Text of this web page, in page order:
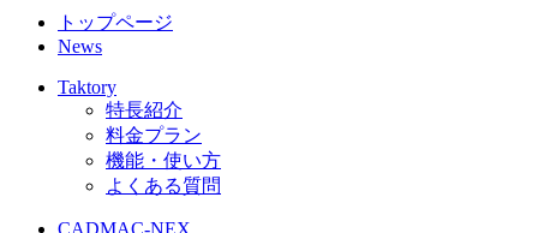
トップページ
News
Taktory
特長紹介
料金プラン
機能・使い方
よくある質問